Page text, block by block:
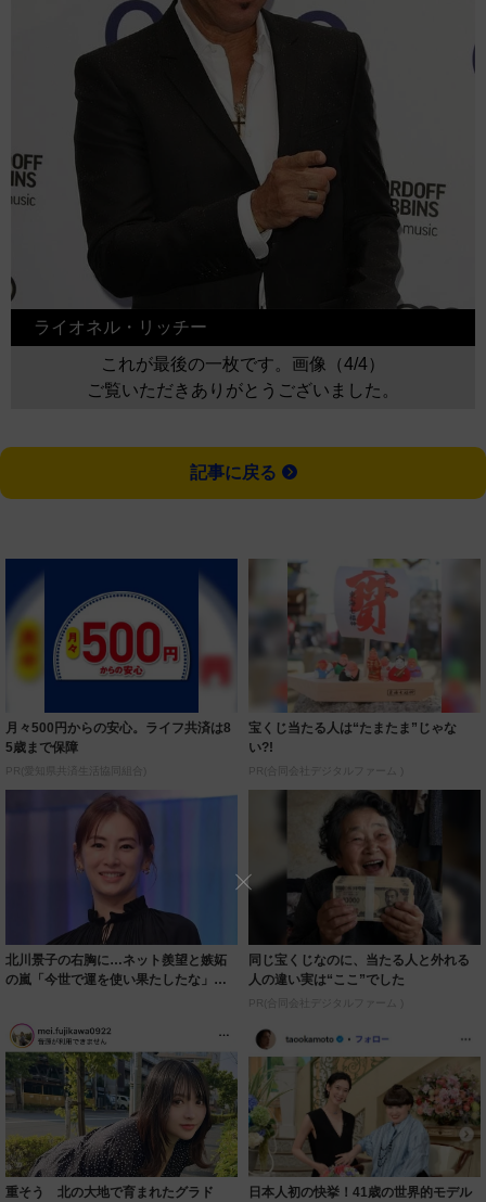
ライオネル・リッチー
これが最後の一枚です。画像（4/4）
ご覧いただきありがとうございました。
記事に戻る
月々500円からの安心。ライフ共済は8
5歳まで保障
PR(愛知県共済生活協同組合)
宝くじ当たる人は“たまたま”じゃな
い?!
PR(合同会社デジタルファーム )
北川景子の右胸に…ネット羨望と嫉妬
の嵐「今世で運を使い果たしたな」
同じ宝くじなのに、当たる人と外れる
人の違い実は“ここ”でした
PR(合同会社デジタルファーム )
重そう 北の大地で育まれたグラド
日本人初の快挙！41歳の世界的モデル